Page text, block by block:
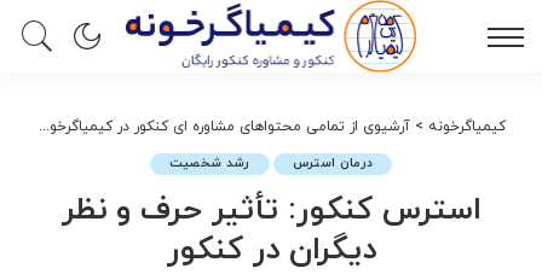
کیمیاگرخونه > آرشیوی از تمامی محتواهای مشاوره ای کنکور در کیمیاگرخونه
درمان استرس رشد شخصیت
استرس کنکور: تأثیر حرف و نظر
دیگران در کنکور